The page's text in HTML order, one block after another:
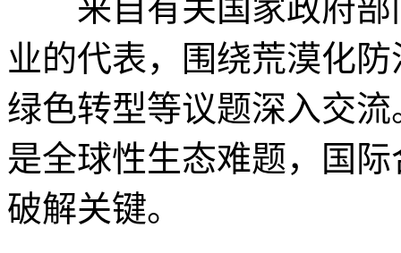
来自有关国家政府部
业的代表，围绕荒漠化
绿色转型等议题深入交
是全球性生态难题，国
破解关键。